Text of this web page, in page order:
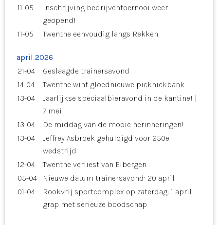
11-05
Inschrijving bedrijventoernooi weer
geopend!
11-05
Twenthe eenvoudig langs Rekken
april 2026
21-04
Geslaagde trainersavond
14-04
Twenthe wint gloednieuwe picknickbank
13-04
Jaarlijkse speciaalbieravond in de kantine! |
7 mei
13-04
De middag van de mooie herinneringen!
13-04
Jeffrey Asbroek gehuldigd voor 250e
wedstrijd
12-04
Twenthe verliest van Eibergen
05-04
Nieuwe datum trainersavond: 20 april
01-04
Rookvrij sportcomplex op zaterdag: 1 april
grap met serieuze boodschap